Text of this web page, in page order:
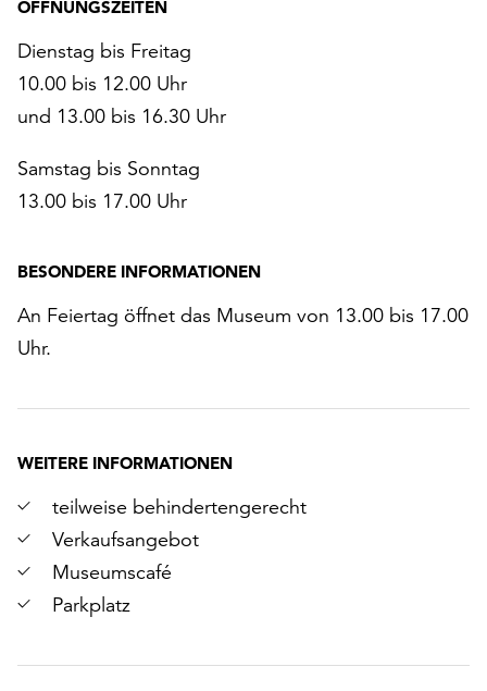
ÖFFNUNGSZEITEN
Dienstag bis Freitag
10.00 bis 12.00 Uhr
und 13.00 bis 16.30 Uhr
Samstag bis Sonntag
13.00 bis 17.00 Uhr
BESONDERE INFORMATIONEN
An Feiertag öffnet das Museum von 13.00 bis 17.00
Uhr.
WEITERE INFORMATIONEN
teilweise behindertengerecht
Verkaufsangebot
Museumscafé
Parkplatz